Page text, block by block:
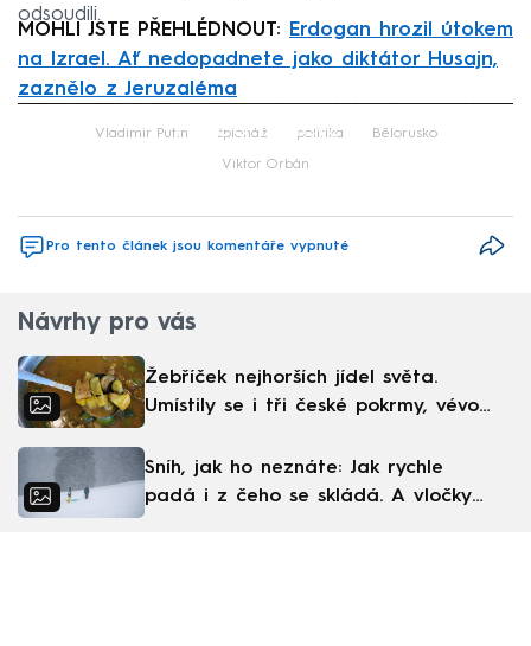
odsoudili.
MOHLI JSTE PŘEHLÉDNOUT:
Erdogan hrozil útokem
na Izrael. Ať nedopadnete jako diktátor Husajn,
zaznělo z Jeruzaléma
Failed to fetch
Vladimir Putin špionáž politika Bělorusko
Viktor Orbán
Pro tento článek jsou komentáře vypnuté
Návrhy pro vás
Žebříček nejhorších jídel světa.
Umístily se i tři české pokrmy, vévodí
Sníh, jak ho neznáte: Jak rychle
padá i z čeho se skládá. A vločky